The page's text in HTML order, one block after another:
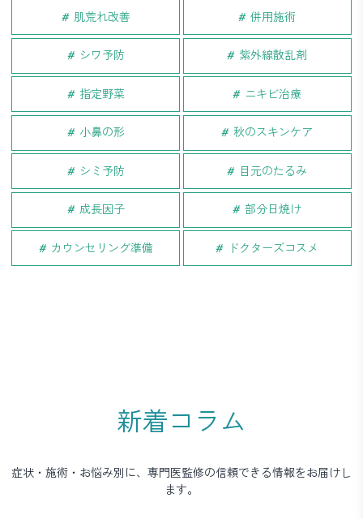
肌荒れ改善 併用施術
シワ予防 紫外線散乱剤
指定野菜 ニキビ治療
小鼻の形 秋のスキンケア
シミ予防 目元のたるみ
成長因子 部分日焼け
カウンセリング準備 ドクターズコスメ
新着コラム
症状・施術・お悩み別に、専門医監修の信頼できる情報をお届けし
ます。